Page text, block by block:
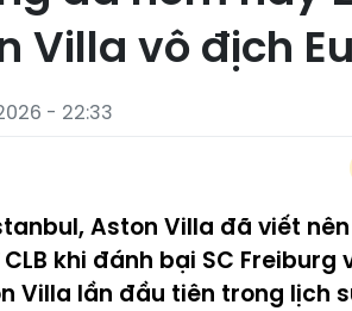
Villa vô địch
- 22:33
Aston Villa đã viết
khi đánh bại SC
Villa lần đầu tiên trong lịch